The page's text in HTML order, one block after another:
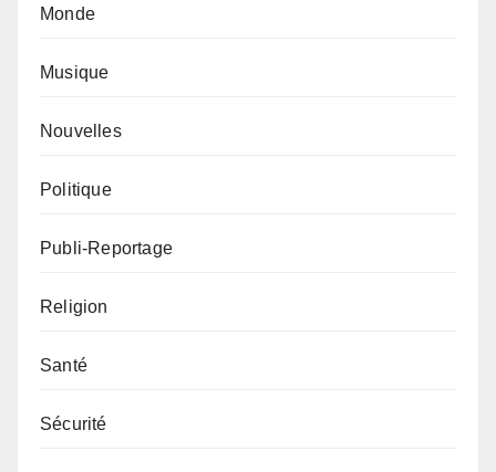
Monde
Musique
Nouvelles
Politique
Publi-Reportage
Religion
Santé
Sécurité